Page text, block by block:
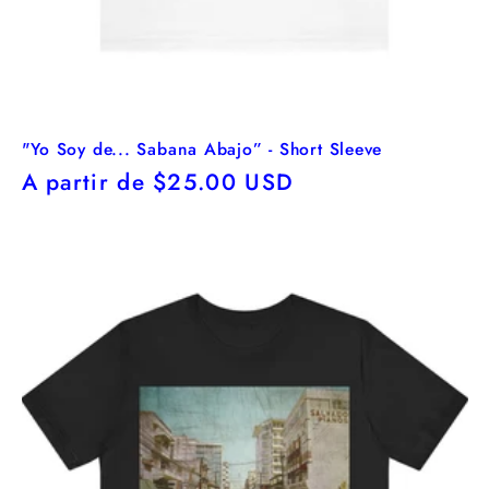
"Yo Soy de... Sabana Abajo” - Short Sleeve
Precio
A partir de $25.00 USD